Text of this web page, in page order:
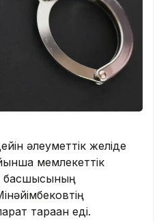
әлеуметтік желіде
мемлекеттік
басшысының
тараған еді.